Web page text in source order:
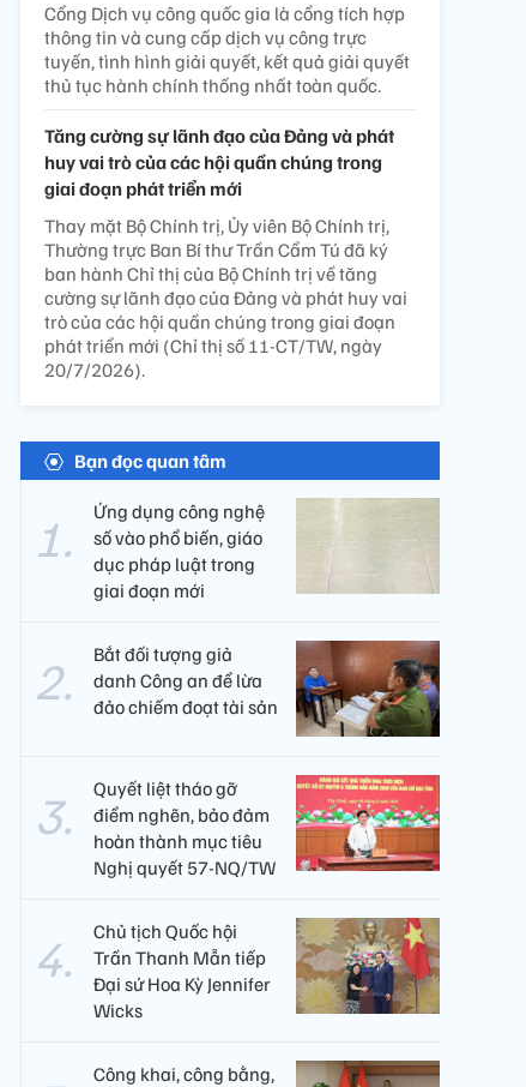
Cổng Dịch vụ công quốc gia là cổng tích hợp
thông tin và cung cấp dịch vụ công trực
tuyến, tình hình giải quyết, kết quả giải quyết
thủ tục hành chính thống nhất toàn quốc.
Tăng cường sự lãnh đạo của Đảng và phát
huy vai trò của các hội quần chúng trong
giai đoạn phát triển mới
Thay mặt Bộ Chính trị, Ủy viên Bộ Chính trị,
Thường trực Ban Bí thư Trần Cẩm Tú đã ký
ban hành Chỉ thị của Bộ Chính trị về tăng
cường sự lãnh đạo của Đảng và phát huy vai
trò của các hội quần chúng trong giai đoạn
phát triển mới (Chỉ thị số 11-CT/TW, ngày
20/7/2026).
Bạn đọc quan tâm
Ứng dụng công nghệ
số vào phổ biến, giáo
dục pháp luật trong
giai đoạn mới
Bắt đối tượng giả
danh Công an để lừa
đảo chiếm đoạt tài sản
Quyết liệt tháo gỡ
điểm nghẽn, bảo đảm
hoàn thành mục tiêu
Nghị quyết 57-NQ/TW
Chủ tịch Quốc hội
Trần Thanh Mẫn tiếp
Đại sứ Hoa Kỳ Jennifer
Wicks
Công khai, công bằng,